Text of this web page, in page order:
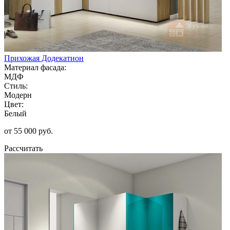
Прихожая Додекатион
Материал фасада:
МДФ
Стиль:
Модерн
Цвет:
Белый
от 55 000 руб.
Рассчитать